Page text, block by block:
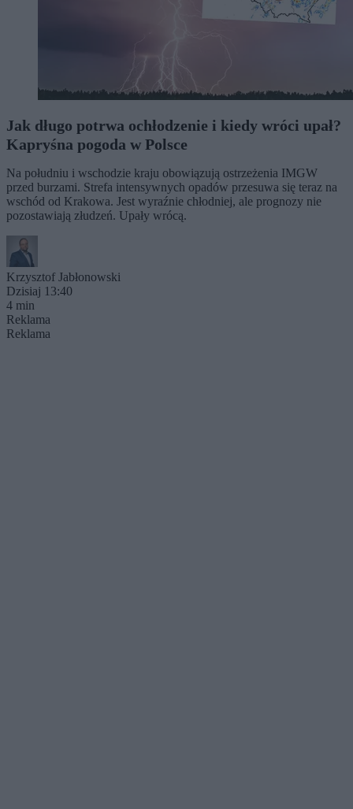
Jak długo potrwa ochłodzenie i kiedy wróci upał?
Kapryśna pogoda w Polsce
Na południu i wschodzie kraju obowiązują ostrzeżenia IMGW
przed burzami. Strefa intensywnych opadów przesuwa się teraz na
wschód od Krakowa. Jest wyraźnie chłodniej, ale prognozy nie
pozostawiają złudzeń. Upały wrócą.
Krzysztof Jabłonowski
Dzisiaj 13:40
4 min
Reklama
Reklama